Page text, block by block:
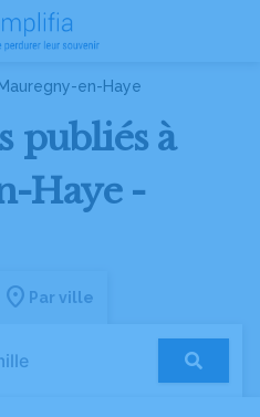
en-Haye
publiés à
Haye -
Par ville